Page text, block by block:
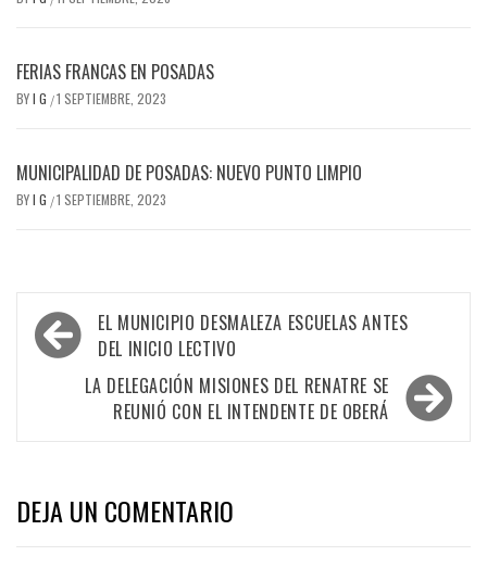
FERIAS FRANCAS EN POSADAS
BYI G /1 SEPTIEMBRE, 2023
MUNICIPALIDAD DE POSADAS: NUEVO PUNTO LIMPIO
BYI G /1 SEPTIEMBRE, 2023
Navegación
de
entradas
EL MUNICIPIO DESMALEZA ESCUELAS ANTES
DEL INICIO LECTIVO
LA DELEGACIÓN MISIONES DEL RENATRE SE
REUNIÓ CON EL INTENDENTE DE OBERÁ
DEJA UN COMENTARIO